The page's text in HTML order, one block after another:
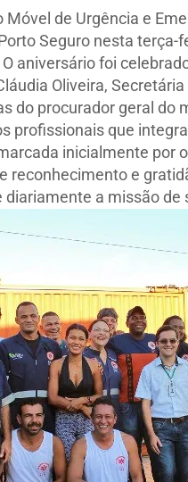
Móvel de Urgência e
Seguro nesta terça-
aniversário foi
Oliveira,
do procurador geral do
profissionais que
inicialmente por
reconhecimento e
a missão de